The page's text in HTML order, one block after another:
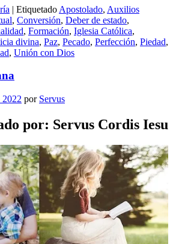
| Etiquetado Apostolado, Auxilios
, Conversión, Deber de estado,
, Formación, Iglesia Católica,
divina, Paz, Pecado, Perfección, Piedad,
, Unión con Dios
2022 por Servus
por: Servus Cordis Iesu